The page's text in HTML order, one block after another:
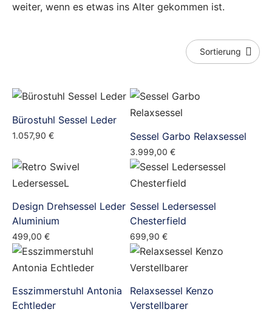
weiter, wenn es etwas ins Alter gekommen ist.
Bürostuhl Sessel Leder
1.057,90 € Sessel Garbo Relaxsessel
3.999,00 €
Design Drehsessel Leder
Aluminium
499,00 €
Sessel Ledersessel
Chesterfield
699,90 €
Esszimmerstuhl Antonia
Echtleder
Relaxsessel Kenzo
Verstellbarer